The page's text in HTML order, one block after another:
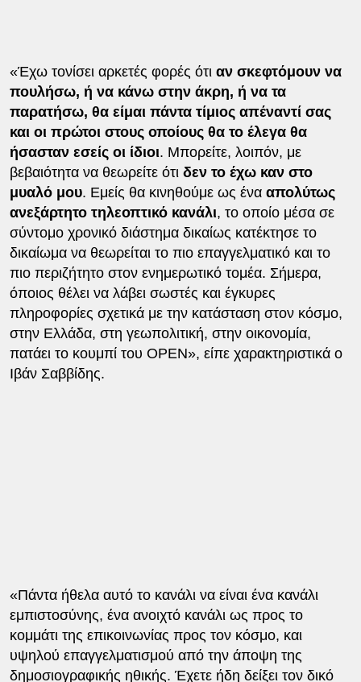
«Έχω τονίσει αρκετές φορές ότι αν σκεφτόμουν να
πουλήσω, ή να κάνω στην άκρη, ή να τα
παρατήσω, θα είμαι πάντα τίμιος απέναντί σας
και οι πρώτοι στους οποίους θα το έλεγα θα
ήσασταν εσείς οι ίδιοι. Μπορείτε, λοιπόν, με
βεβαιότητα να θεωρείτε ότι δεν το έχω καν στο
μυαλό μου. Εμείς θα κινηθούμε ως ένα απολύτως
ανεξάρτητο τηλεοπτικό κανάλι, το οποίο μέσα σε
σύντομο χρονικό διάστημα δικαίως κατέκτησε το
δικαίωμα να θεωρείται το πιο επαγγελματικό και το
πιο περιζήτητο στον ενημερωτικό τομέα. Σήμερα,
όποιος θέλει να λάβει σωστές και έγκυρες
πληροφορίες σχετικά με την κατάσταση στον κόσμο,
στην Ελλάδα, στη γεωπολιτική, στην οικονομία,
πατάει το κουμπί του OPEN», είπε χαρακτηριστικά ο
Ιβάν Σαββίδης.
«Πάντα ήθελα αυτό το κανάλι να είναι ένα κανάλι
εμπιστοσύνης, ένα ανοιχτό κανάλι ως προς το
κομμάτι της επικοινωνίας προς τον κόσμο, και
υψηλού επαγγελματισμού από την άποψη της
δημοσιογραφικής ηθικής. Έχετε ήδη δείξει τον δικό